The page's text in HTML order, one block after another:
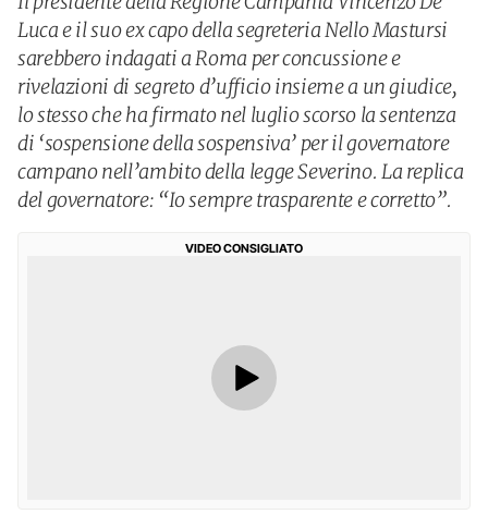
Luca e il suo ex capo della segreteria Nello Mastursi
sarebbero indagati a Roma per concussione e
rivelazioni di segreto d’ufficio insieme a un giudice,
lo stesso che ha firmato nel luglio scorso la sentenza
di ‘sospensione della sospensiva’ per il governatore
campano nell’ambito della legge Severino. La replica
del governatore: “Io sempre trasparente e corretto”.
VIDEO CONSIGLIATO